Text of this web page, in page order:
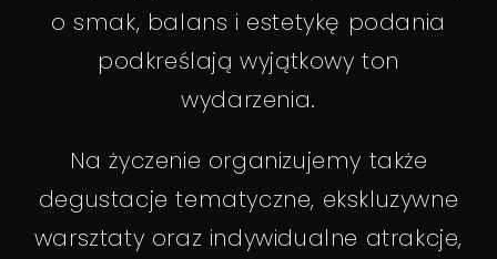
o smak, balans i estetykę podania
podkreślają wyjątkowy ton
wydarzenia.
Na życzenie organizujemy także
degustacje tematyczne, ekskluzywne
warsztaty oraz indywidualne atrakcje,